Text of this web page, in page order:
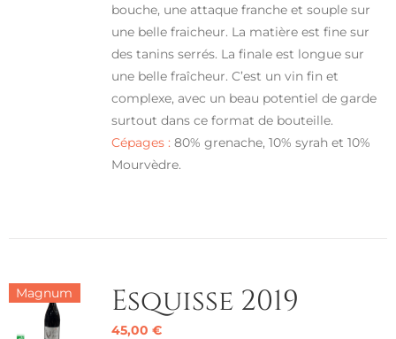
bouche, une attaque franche et souple sur
une belle fraicheur. La matière est fine sur
des tanins serrés. La finale est longue sur
une belle fraîcheur. C’est un vin fin et
complexe, avec un beau potentiel de garde
surtout dans ce format de bouteille.
Cépages : 80% grenache, 10% syrah et 10%
Mourvèdre.
Magnum Esquisse 2019
45,00 €